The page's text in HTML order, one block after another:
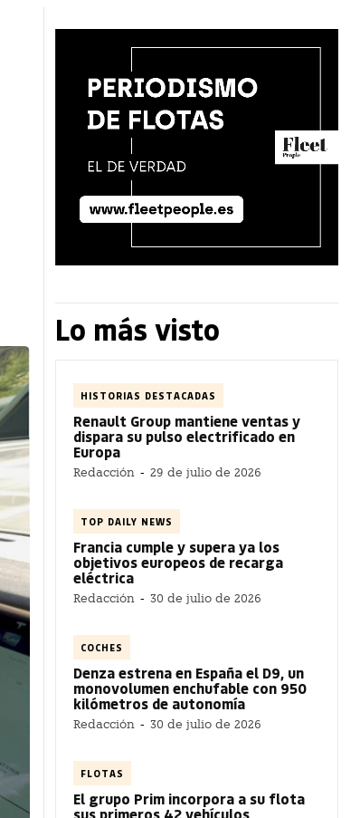
Lo más visto
HISTORIAS DESTACADAS
Renault Group mantiene ventas y
dispara su pulso electrificado en
Europa
Redacción - 29 de julio de 2026
TOP DAILY NEWS
Francia cumple y supera ya los
objetivos europeos de recarga
eléctrica
Redacción - 30 de julio de 2026
COCHES
Denza estrena en España el D9, un
monovolumen enchufable con 950
kilómetros de autonomía
Redacción - 30 de julio de 2026
FLOTAS
El grupo Prim incorpora a su flota
sus primeros 42 vehículos